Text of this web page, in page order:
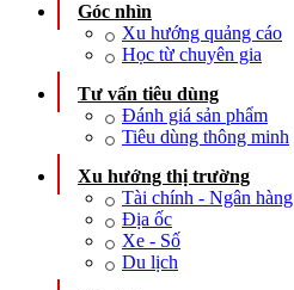
Góc nhìn
Xu hướng quảng cáo
Học từ chuyên gia
Tư vấn tiêu dùng
Đánh giá sản phẩm
Tiêu dùng thông minh
Xu hướng thị trường
Tài chính - Ngân hàng
Địa ốc
Xe - Số
Du lịch